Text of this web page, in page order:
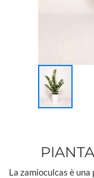
La zamioculcas è